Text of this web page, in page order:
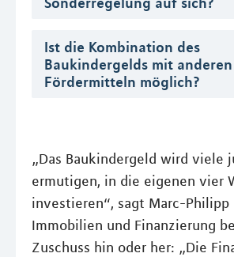
Ist die Kombination des
Baukindergelds mit anderen
Fördermitteln möglich?
„Das Baukindergeld wird viele
ermutigen, in die eigenen vier
investieren“, sagt Marc-Philipp
Immobilien und Finanzierung
Zuschuss hin oder her: „Die